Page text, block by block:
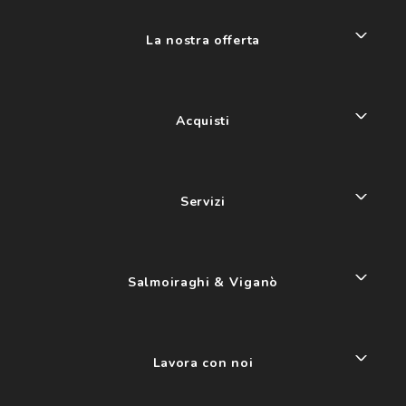
La nostra offerta
Acquisti
Servizi
Salmoiraghi & Viganò
Lavora con noi